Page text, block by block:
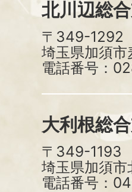
北川辺総
〒349-1292
埼玉県加須市
電話番号：
大利根総
〒349-1193
埼玉県加須市
電話番号：